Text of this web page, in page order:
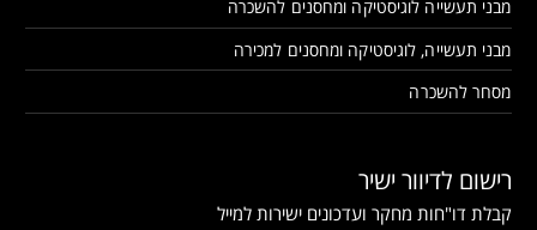
מבני תעשייה לוגיסטיקה ומחסנים להשכרה
מבני תעשייה, לוגיסטיקה ומחסנים למכירה
מסחר להשכרה
רישום לדיוור ישיר
קבלת דו"חות מחקר ועדכונים ישירות למייל